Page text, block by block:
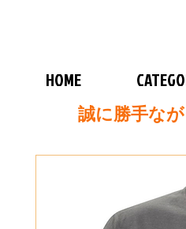
HOME
誠に勝手な